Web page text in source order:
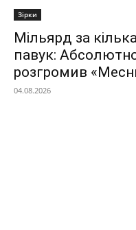
Зірки
Мільярд за
павук:
розгромив
04.08.2026